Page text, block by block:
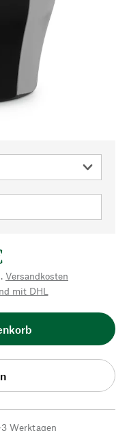
Versandkosten
mit DHL
Werktagen